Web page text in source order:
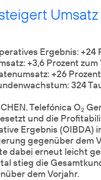
Ergebnis: +24
+3,6 Prozent
+26
324
Telefónica O2
und die
Ergebnis (OIBDA)
gegenüber dem
dabei erneut leicht
stieg die
dem Vorjahr.